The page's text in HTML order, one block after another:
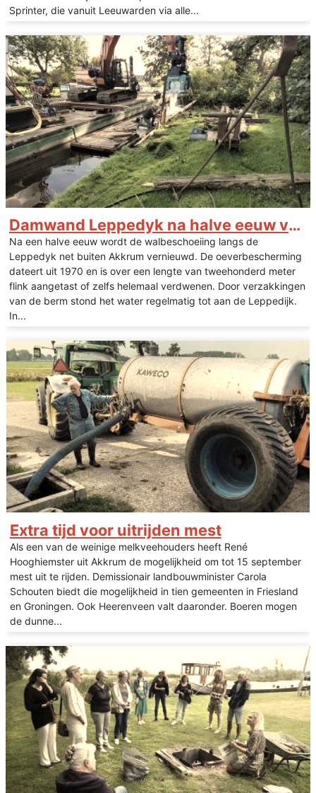
Sprinter, die vanuit Leeuwarden via alle...
Damwand Leppedyk na halve eeuw vernieuwd
Na een halve eeuw wordt de walbeschoeiing langs de
Leppedyk net buiten Akkrum vernieuwd. De oeverbescherming
dateert uit 1970 en is over een lengte van tweehonderd meter
flink aangetast of zelfs helemaal verdwenen. Door verzakkingen
van de berm stond het water regelmatig tot aan de Leppedijk.
In...
Extra tijd voor uitrijden mest
Als een van de weinige melkveehouders heeft René
Hooghiemster uit Akkrum de mogelijkheid om tot 15 september
mest uit te rijden. Demissionair landbouwminister Carola
Schouten biedt die mogelijkheid in tien gemeenten in Friesland
en Groningen. Ook Heerenveen valt daaronder. Boeren mogen
de dunne...